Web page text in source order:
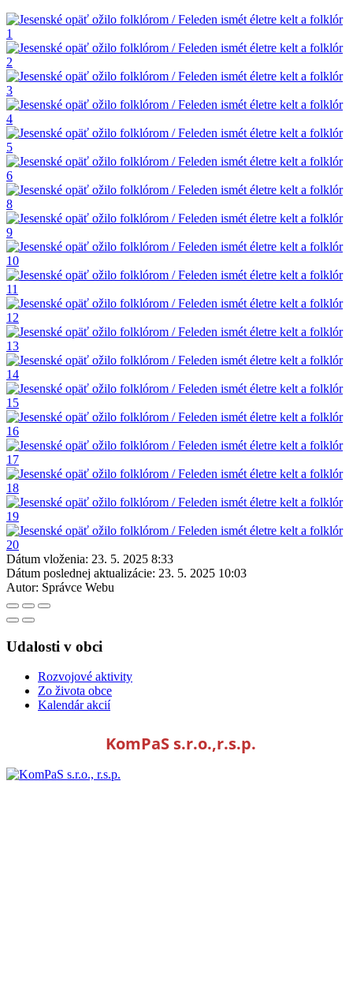
Dátum vloženia: 23. 5. 2025 8:33
Dátum poslednej aktualizácie: 23. 5. 2025 10:03
Autor: Správce Webu
Udalosti v obci
Rozvojové aktivity
Zo života obce
Kalendár akcií
KomPaS s.r.o.,r.s.p.